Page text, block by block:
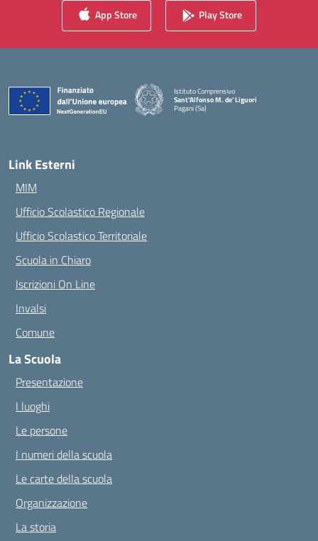
App Store Play Store
Istituto Comprensivo
Sant'Alfonso M. de' Liguori
Pagani (Sa)
— Visita la pagina iniziale della scuola
Link Esterni
MIM
Ufficio Scolastico Regionale
Ufficio Scolastico Territoriale
Scuola in Chiaro
Iscrizioni On Line
Invalsi
Comune
La Scuola
Presentazione
I luoghi
Le persone
I numeri della scuola
Le carte della scuola
Organizzazione
La storia